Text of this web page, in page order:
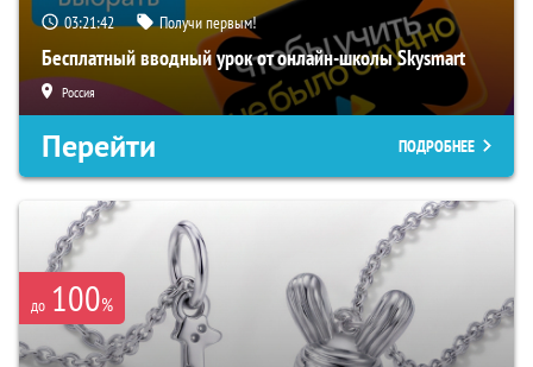
03:21:41 Получи первым!
Бесплатный вводный урок от онлайн-школы Skysmart
Россия
Перейти ПОДРОБНЕЕ
до 100%